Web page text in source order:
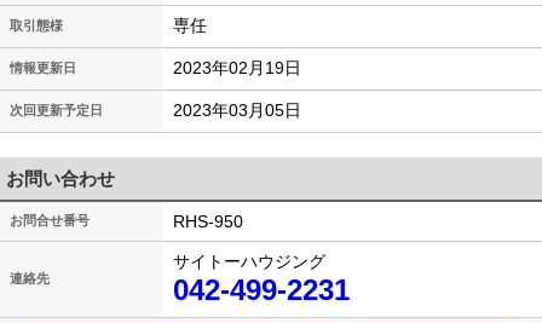
取引態様 専任
情報更新日 2023年02月19日
次回更新予定日 2023年03月05日
お問い合わせ
お問合せ番号 RHS-950
連絡先
サイトーハウジング
042-499-2231